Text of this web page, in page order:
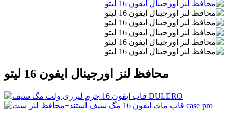
محافظ لنز اورجینال ایفون 16 لیتو